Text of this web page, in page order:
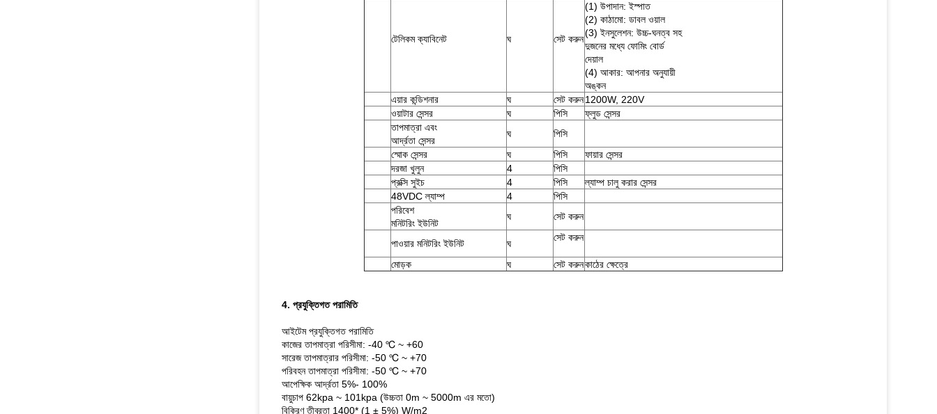
টেলিকম ক্যাবিনেট ঘ সেট করুন
(1) উপাদান: ইস্পাত
(2) কাঠামো: ডাবল ওয়াল
(3) ইনসুলেশন: উচ্চ-ঘনত্ব সহ
দুজনের মধ্যে ফোমিং বোর্ড
দেয়াল
(4) আকার: আপনার অনুযায়ী
অঙ্কন
এয়ার কন্ডিশনার
ঘ সেট করুন 1200W, 220V
ওয়াটার সেন্সর
ঘ পিসি
ফ্লুড সেন্সর
তাপমাত্রা এবং
আর্দ্রতা সেন্সর
ঘ
পিসি
স্মোক সেন্সর
ঘ পিসি
ফায়ার সেন্সর
দরজা খুলুন
4
পিসি
প্রক্সি সুইচ
4 পিসি
ল্যাম্প চালু করার সেন্সর
48VDC ল্যাম্প
4
পিসি
পরিবেশ
মনিটরিং ইউনিট
ঘ সেট করুন
পাওয়ার মনিটরিং ইউনিট ঘ
সেট করুন
মোড়ক ঘ সেট করুনকাঠের ক্ষেত্রে
4. প্রযুক্তিগত পরামিতি
আইটেম প্রযুক্তিগত পরামিতি
কাজের তাপমাত্রা পরিসীমা: -40 ℃ ~ +60
সারেজ তাপমাত্রার পরিসীমা: -50 ℃ ~ +70
পরিবহন তাপমাত্রা পরিসীমা: -50 ℃ ~ +70
আপেক্ষিক আর্দ্রতা 5%- 100%
বায়ুচাপ 62kpa ~ 101kpa (উচ্চতা 0m ~ 5000m এর মতো)
বিকিরণ তীব্রতা 1400* (1 ± 5%) W/m2